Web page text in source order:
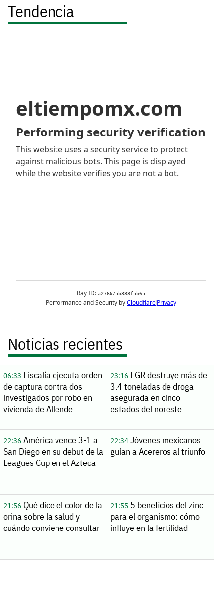
Tendencia
Noticias recientes
06:33 Fiscalía ejecuta orden
de captura contra dos
investigados por robo en
vivienda de Allende
23:16FGR destruye más de
3.4 toneladas de droga
asegurada en cinco
estados del noreste
22:36América vence 3-1 a
San Diego en su debut de la
Leagues Cup en el Azteca
22:34Jóvenes mexicanos
guían a Acereros al triunfo
21:56Qué dice el color de la
orina sobre la salud y
cuándo conviene consultar
21:555 beneficios del zinc
para el organismo: cómo
influye en la fertilidad